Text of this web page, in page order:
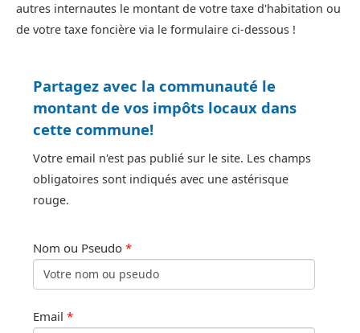
autres internautes le montant de votre taxe d'habitation ou
de votre taxe foncière via le formulaire ci-dessous !
Partagez avec la communauté le
montant de vos impôts locaux dans
cette commune!
Votre email n'est pas publié sur le site. Les champs
obligatoires sont indiqués avec une astérisque
rouge.
Nom ou Pseudo *
Email *